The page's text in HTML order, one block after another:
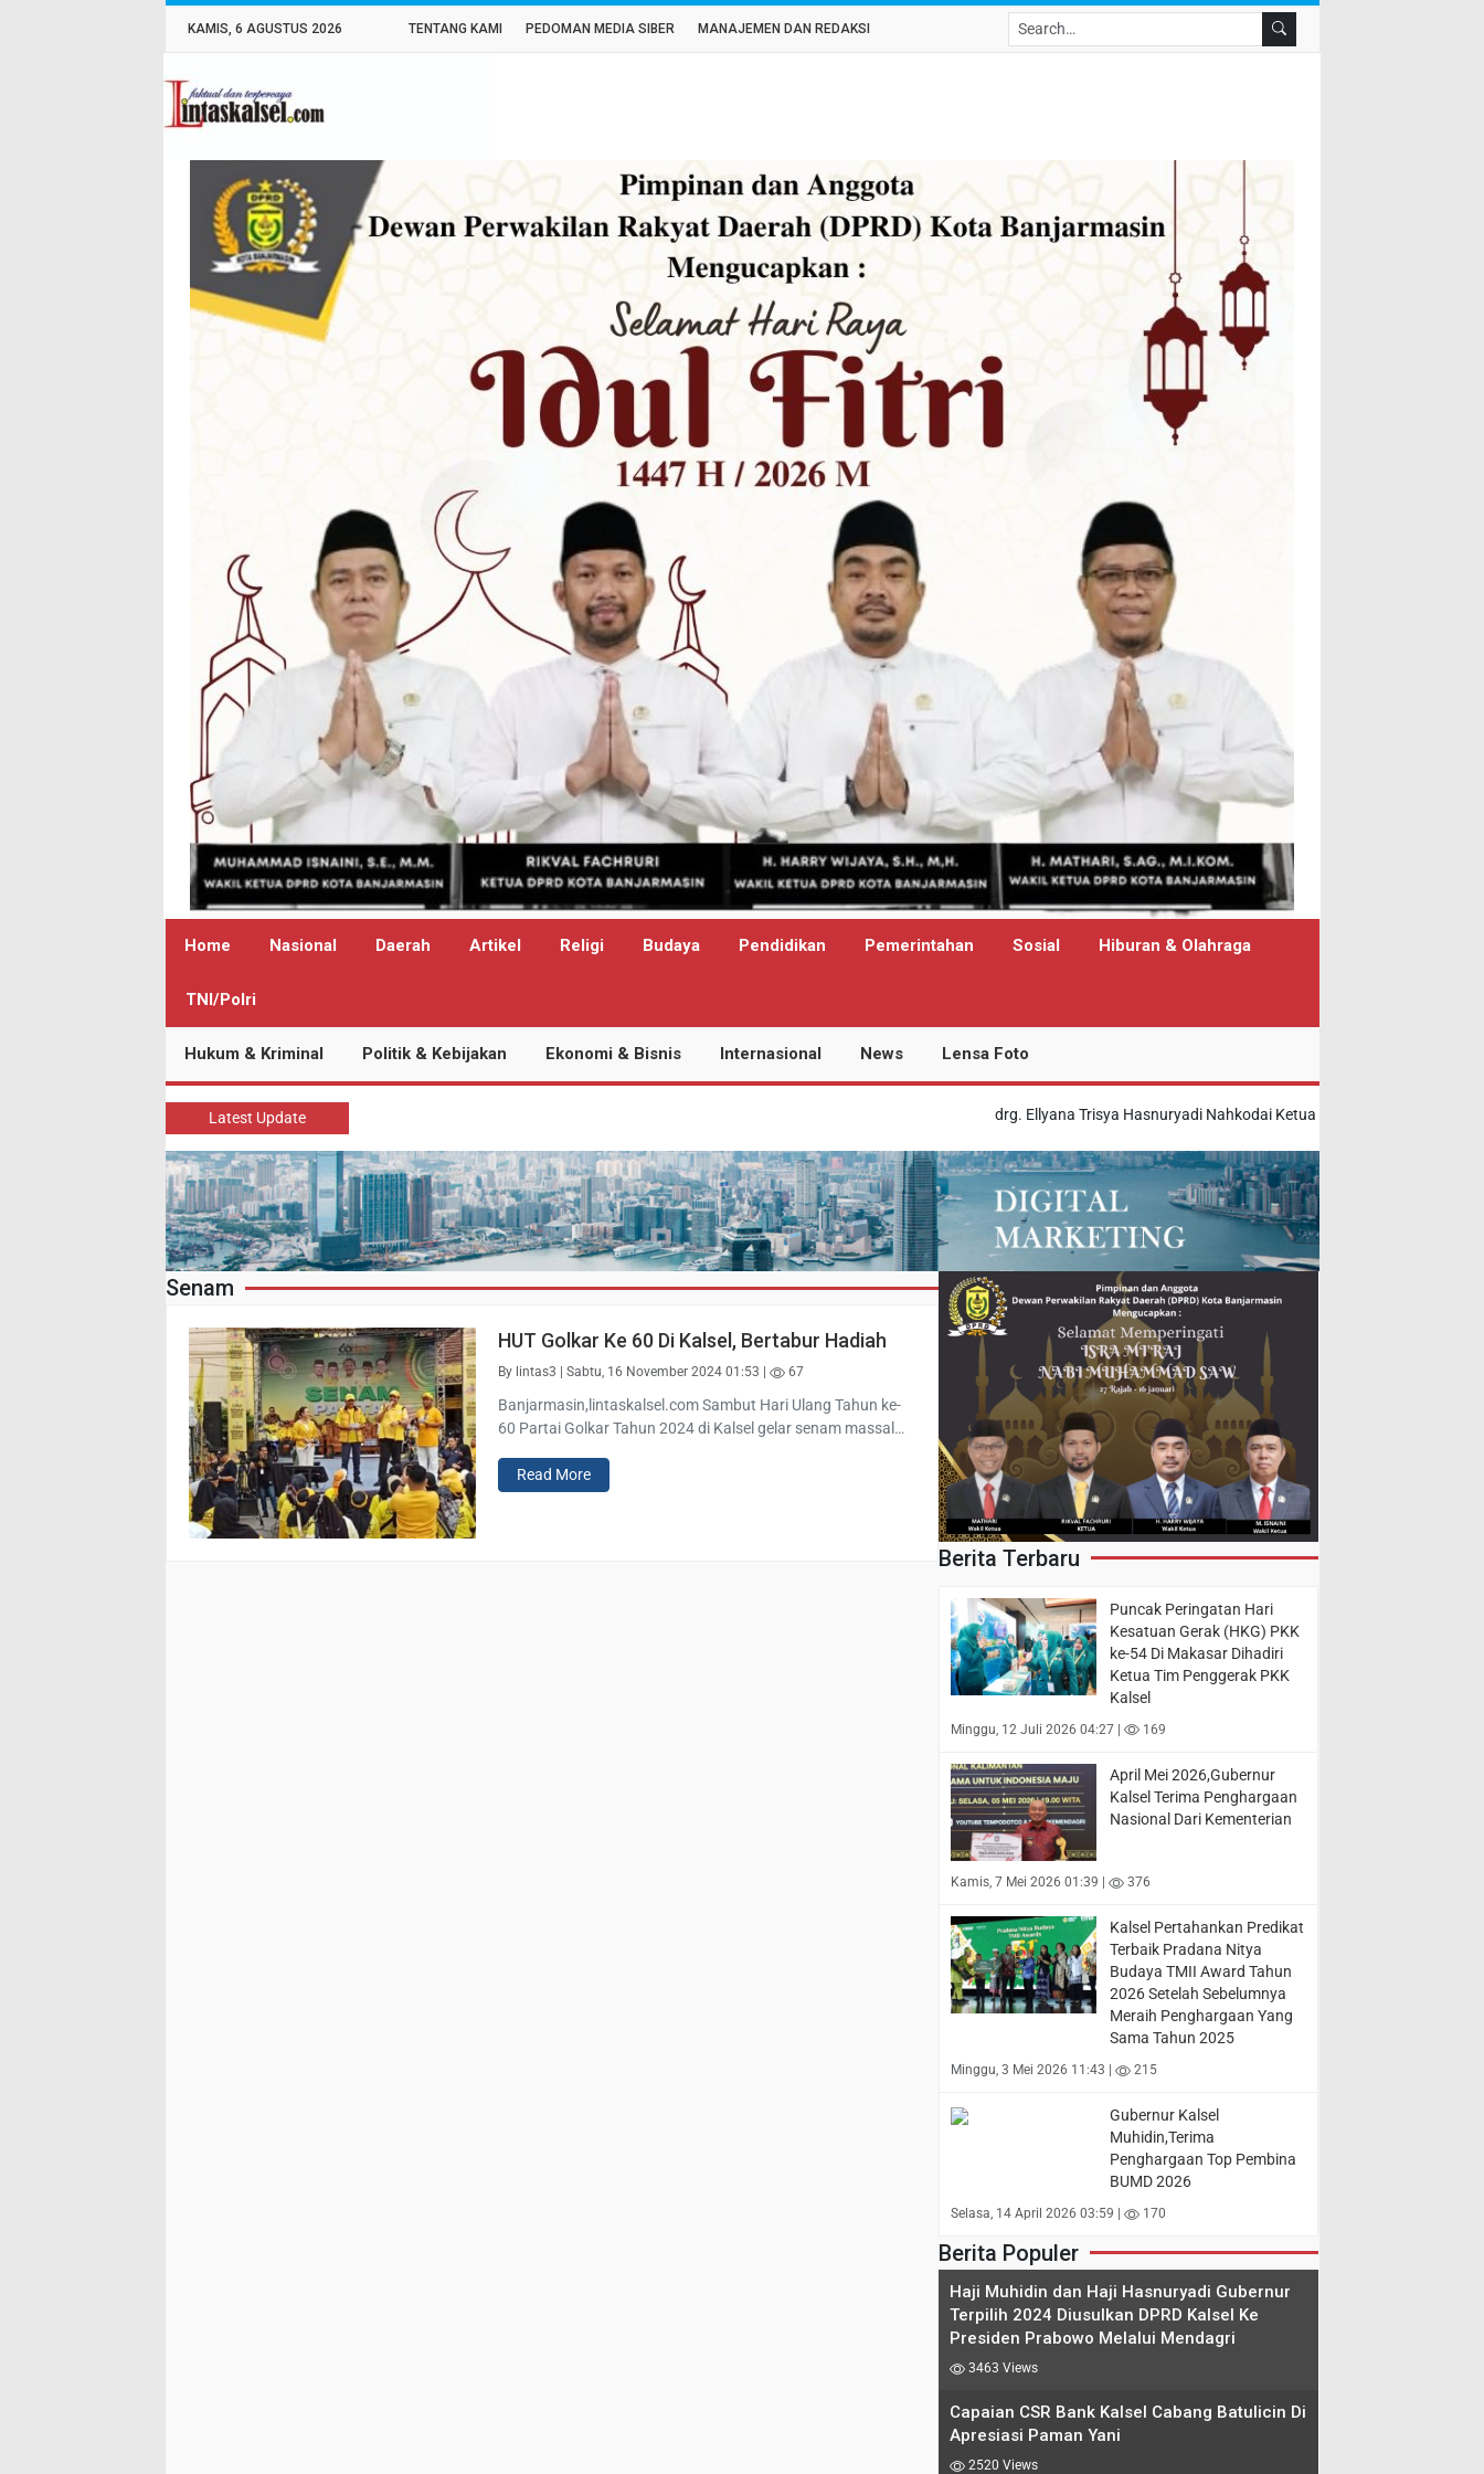
KAMIS, 6 AGUSTUS 2026 TENTANG KAMI PEDOMAN MEDIA SIBER MANAJEMEN DAN REDAKSI
Home Nasional Daerah Artikel Religi Budaya Pendidikan Pemerintahan Sosial Hiburan & Olahraga
TNI/Polri
Hukum & Kriminal Politik & Kebijakan Ekonomi & Bisnis Internasional News Lensa Foto
Latest Update drg. Ellyana Trisya Hasnuryadi Nahkodai Ketua Umum BKOW Provinsi Kalsel
Senam
HUT Golkar Ke 60 Di Kalsel, Bertabur Hadiah
By lintas3 | Sabtu, 16 November 2024 01:53 | 67
Banjarmasin,lintaskalsel.com Sambut Hari Ulang Tahun ke-
60 Partai Golkar Tahun 2024 di Kalsel gelar senam massal…
Read More
Berita Terbaru
Puncak Peringatan Hari
Kesatuan Gerak (HKG) PKK
ke-54 Di Makasar Dihadiri
Ketua Tim Penggerak PKK
Kalsel
Minggu, 12 Juli 2026 04:27 | 169
April Mei 2026,Gubernur
Kalsel Terima Penghargaan
Nasional Dari Kementerian
Kamis, 7 Mei 2026 01:39 | 376
Kalsel Pertahankan Predikat
Terbaik Pradana Nitya
Budaya TMII Award Tahun
2026 Setelah Sebelumnya
Meraih Penghargaan Yang
Sama Tahun 2025
Minggu, 3 Mei 2026 11:43 | 215
Gubernur Kalsel
Muhidin,Terima
Penghargaan Top Pembina
BUMD 2026
Selasa, 14 April 2026 03:59 | 170
Berita Populer
Haji Muhidin dan Haji Hasnuryadi Gubernur
Terpilih 2024 Diusulkan DPRD Kalsel Ke
Presiden Prabowo Melalui Mendagri
3463 Views
Capaian CSR Bank Kalsel Cabang Batulicin Di
Apresiasi Paman Yani
2520 Views